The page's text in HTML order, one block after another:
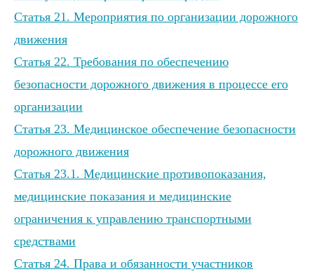
Статья 21. Мероприятия по организации дорожного
движения
Статья 22. Требования по обеспечению
безопасности дорожного движения в процессе его
организации
Статья 23. Медицинское обеспечение безопасности
дорожного движения
Статья 23.1. Медицинские противопоказания,
медицинские показания и медицинские
ограничения к управлению транспортными
средствами
Статья 24. Права и обязанности участников